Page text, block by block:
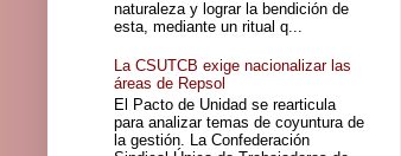
naturaleza y lograr la bendición de
esta, mediante un ritual q...
La CSUTCB exige nacionalizar las
áreas de Repsol
El Pacto de Unidad se rearticula
para analizar temas de coyuntura de
la gestión. La Confederación